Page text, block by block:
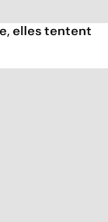
elles tentent